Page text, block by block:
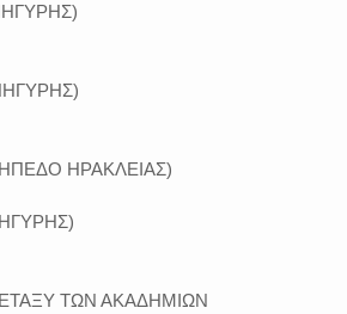
ΗΡΑΚΛΕΙΑΣ)
ΤΩΝ ΑΚΑΔΗΜΙΩΝ